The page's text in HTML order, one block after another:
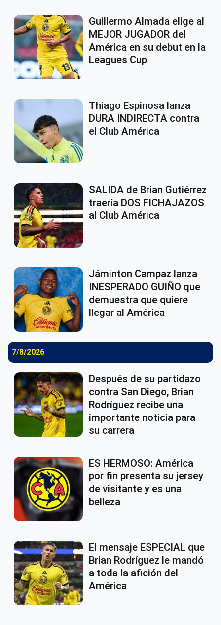
Guillermo Almada elige al
MEJOR JUGADOR del
América en su debut en la
Leagues Cup
Thiago Espinosa lanza
DURA INDIRECTA contra
el Club América
SALIDA de Brian Gutiérrez
traería DOS FICHAJAZOS
al Club América
Jáminton Campaz lanza
INESPERADO GUIÑO que
demuestra que quiere
llegar al América
7/8/2026
Después de su partidazo
contra San Diego, Brian
Rodríguez recibe una
importante noticia para
su carrera
ES HERMOSO: América
por fin presenta su jersey
de visitante y es una
belleza
El mensaje ESPECIAL que
Brian Rodríguez le mandó
a toda la afición del
América